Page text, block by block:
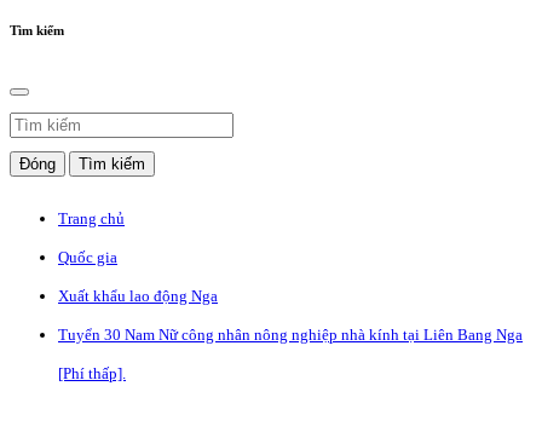
Tìm kiếm
Đóng Tìm kiếm
Trang chủ
Quốc gia
Xuất khẩu lao động Nga
Tuyển 30 Nam Nữ công nhân nông nghiệp nhà kính tại Liên Bang Nga
[Phí thấp].